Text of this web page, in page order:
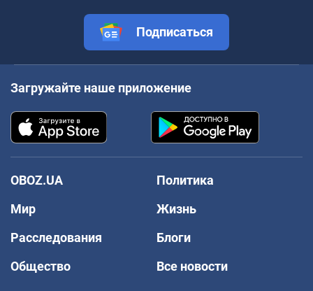
Подписаться
Загружайте наше приложение
OBOZ.UA
Политика
Мир
Жизнь
Расследования
Блоги
Общество
Все новости